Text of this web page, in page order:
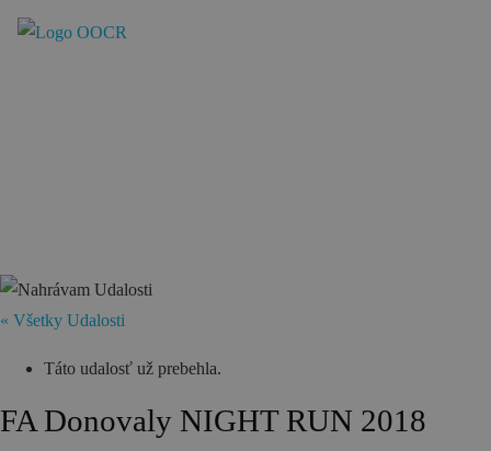
Zvolen
Kremnica
Krupina
Infocentrá
« Všetky Udalosti
Táto udalosť už prebehla.
FA Donovaly NIGHT RUN 2018